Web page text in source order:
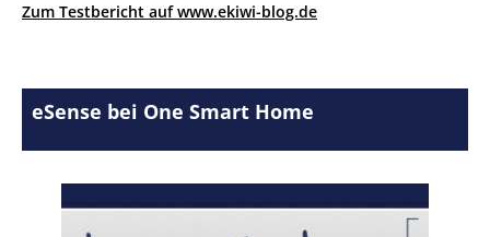
Zum Testbericht auf www.ekiwi-blog.de
eSense bei One Smart Home